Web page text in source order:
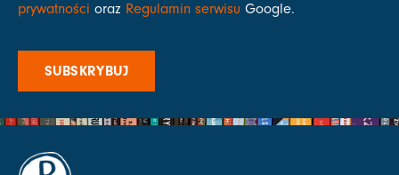
prywatności oraz Regulamin serwisu Google.
SUBSKRYBUJ